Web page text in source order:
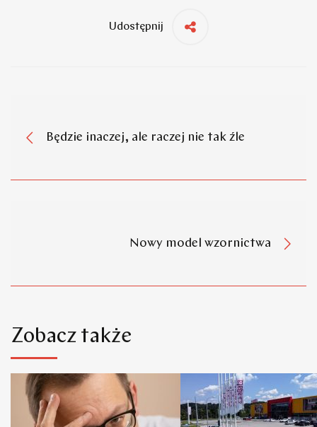
Udostępnij
Będzie inaczej, ale raczej nie tak źle
Nowy model wzornictwa
Zobacz także